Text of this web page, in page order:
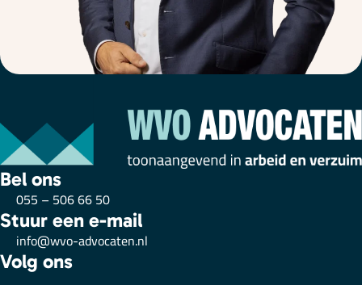
Bel ons
055 – 506 66 50
Stuur een e-mail
info@wvo-advocaten.nl
Volg ons